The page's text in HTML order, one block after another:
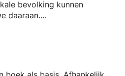
bevolking kunnen
daaraan.
en wil je met alle
Franstalige landen, dan
zakelijk Frans en gaan we